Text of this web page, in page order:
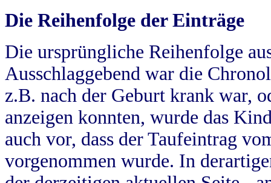
Die Reihenfolge der Einträge
Die ursprüngliche Reihenfolge
Ausschlaggebend war die
z.B. nach der Geburt krank war,
anzeigen konnten, wurde das
auch vor, dass der Taufeintrag
vorgenommen wurde. In